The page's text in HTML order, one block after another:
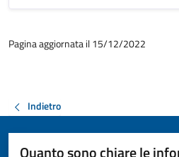
Pagina aggiornata il 15/12/2022
Indietro
Quanto sono chiare le